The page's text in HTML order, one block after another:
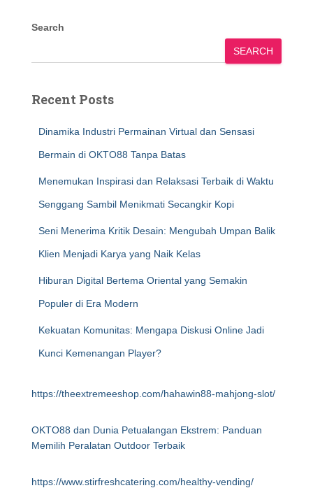
Search
SEARCH
Recent Posts
Dinamika Industri Permainan Virtual dan Sensasi
Bermain di OKTO88 Tanpa Batas
Menemukan Inspirasi dan Relaksasi Terbaik di Waktu
Senggang Sambil Menikmati Secangkir Kopi
Seni Menerima Kritik Desain: Mengubah Umpan Balik
Klien Menjadi Karya yang Naik Kelas
Hiburan Digital Bertema Oriental yang Semakin
Populer di Era Modern
Kekuatan Komunitas: Mengapa Diskusi Online Jadi
Kunci Kemenangan Player?
https://theextremeeshop.com/hahawin88-mahjong-slot/
OKTO88 dan Dunia Petualangan Ekstrem: Panduan
Memilih Peralatan Outdoor Terbaik
https://www.stirfreshcatering.com/healthy-vending/